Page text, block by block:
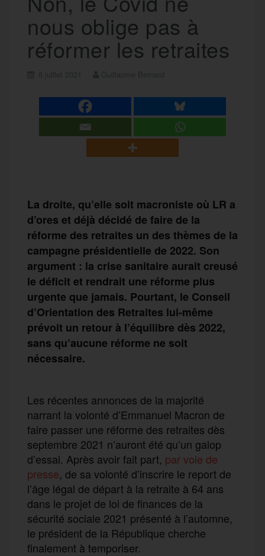
nous oblige pas à
réformer les retraites
La droite, qu’elle soit macroniste où LR a
d’ores et déjà décidé de faire de la
réforme des retraites un des thèmes de la
campagne présidentielle de 2022. Son
argument : la crise sanitaire aurait creusé
le déficit et rendrait une réforme plus
urgente que jamais. Pourtant, le Conseil
d’Orientation des Retraites lui-même
prévoit un retour à l’équilibre dès 2022,
sans qu’aucune réforme ne soit
nécessaire.
Les récentes annonces de la majorité
narrant la volonté d’Emmanuel Macron de
faire passer une réforme des retraites dès
septembre 2021 n’auront été qu’un galop
d’essai. Après avoir fait part, par voie de
presse, de sa volonté d’inscrire le report de
l’âge légal de départ à la retraite à 64 ans
dans le projet de loi de finances de la
sécurité sociale 2021 présenté à l’automne,
le président de la République cherche
finalement à temporiser.